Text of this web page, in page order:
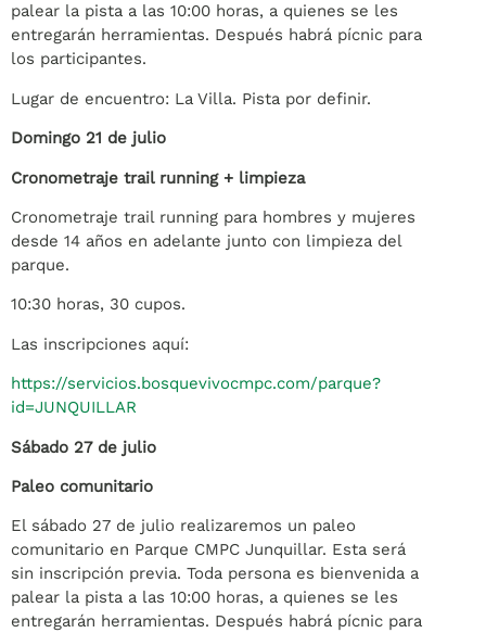
palear la pista a las 10:00 horas, a quienes se les
entregarán herramientas. Después habrá pícnic para
los participantes.
Lugar de encuentro: La Villa. Pista por definir.
Domingo 21 de julio
Cronometraje trail running + limpieza
Cronometraje trail running para hombres y mujeres
desde 14 años en adelante junto con limpieza del
parque.
10:30 horas, 30 cupos.
Las inscripciones aquí:
https://servicios.bosquevivocmpc.com/parque?
id=JUNQUILLAR
Sábado 27 de julio
Paleo comunitario
El sábado 27 de julio realizaremos un paleo
comunitario en Parque CMPC Junquillar. Esta será
sin inscripción previa. Toda persona es bienvenida a
palear la pista a las 10:00 horas, a quienes se les
entregarán herramientas. Después habrá pícnic para